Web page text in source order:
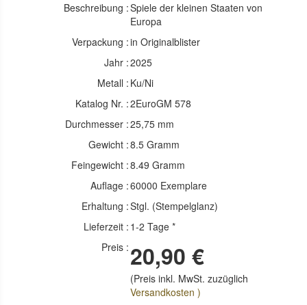
Beschreibung :Spiele der kleinen Staaten von
Europa
Verpackung :in Originalblister
Jahr :2025
Metall : Ku/Ni
Katalog Nr. :2EuroGM 578
Durchmesser :25,75 mm
Gewicht :8.5 Gramm
Feingewicht :8.49 Gramm
Auflage :60000 Exemplare
Erhaltung :Stgl. (Stempelglanz)
Lieferzeit : 1-2 Tage *
Preis : 20,90 €
(Preis inkl. MwSt. zuzüglich
Versandkosten )